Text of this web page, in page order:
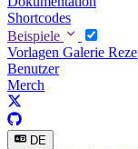
Shortcodes
Beispiele
Vorlagen Galerie
Benutzer
Merch
DE